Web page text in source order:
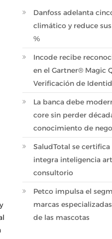
Danfoss adelanta
climático y reduce
%
Incode recibe
en el Gartner® Magic
Verificación de
La banca debe
core sin perder
conocimiento de
SaludTotal se certifica
integra inteligencia
consultorio
Petco impulsa el
marcas
de las mascotas